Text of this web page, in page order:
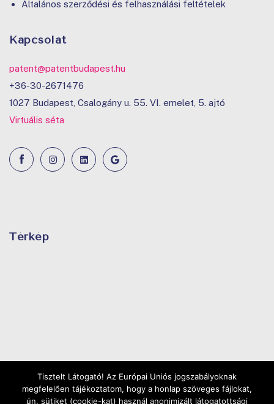
Általános szerződési és felhasználási feltételek
Kapcsolat
patent@patentbudapest.hu
+36-30-2671476
1027 Budapest, Csalogány u. 55. VI. emelet, 5. ajtó
Virtuális séta
Térkép
Tisztelt Látogató! Az Európai Uniós jogszabályoknak
megfelelően tájékoztatom, hogy a honlap szöveges fájlokat,
ún. sütiket (cookie-kat) használ anonimizált látogatottsági